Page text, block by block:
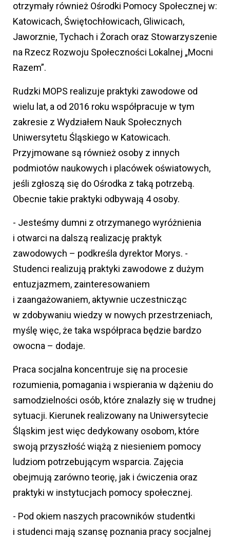
otrzymały również Ośrodki Pomocy Społecznej w:
Katowicach, Świętochłowicach, Gliwicach,
Jaworznie, Tychach i Żorach oraz Stowarzyszenie
na Rzecz Rozwoju Społeczności Lokalnej „Mocni
Razem”.
Rudzki MOPS realizuje praktyki zawodowe od
wielu lat, a od 2016 roku współpracuje w tym
zakresie z Wydziałem Nauk Społecznych
Uniwersytetu Śląskiego w Katowicach.
Przyjmowane są również osoby z innych
podmiotów naukowych i placówek oświatowych,
jeśli zgłoszą się do Ośrodka z taką potrzebą.
Obecnie takie praktyki odbywają 4 osoby.
- Jesteśmy dumni z otrzymanego wyróżnienia
i otwarci na dalszą realizację praktyk
zawodowych – podkreśla dyrektor Morys. -
Studenci realizują praktyki zawodowe z dużym
entuzjazmem, zainteresowaniem
i zaangażowaniem, aktywnie uczestnicząc
w zdobywaniu wiedzy w nowych przestrzeniach,
myślę więc, że taka współpraca będzie bardzo
owocna – dodaje.
Praca socjalna koncentruje się na procesie
rozumienia, pomagania i wspierania w dążeniu do
samodzielności osób, które znalazły się w trudnej
sytuacji. Kierunek realizowany na Uniwersytecie
Śląskim jest więc dedykowany osobom, które
swoją przyszłość wiążą z niesieniem pomocy
ludziom potrzebującym wsparcia. Zajęcia
obejmują zarówno teorię, jak i ćwiczenia oraz
praktyki w instytucjach pomocy społecznej.
- Pod okiem naszych pracowników studentki
i studenci mają szansę poznania pracy socjalnej